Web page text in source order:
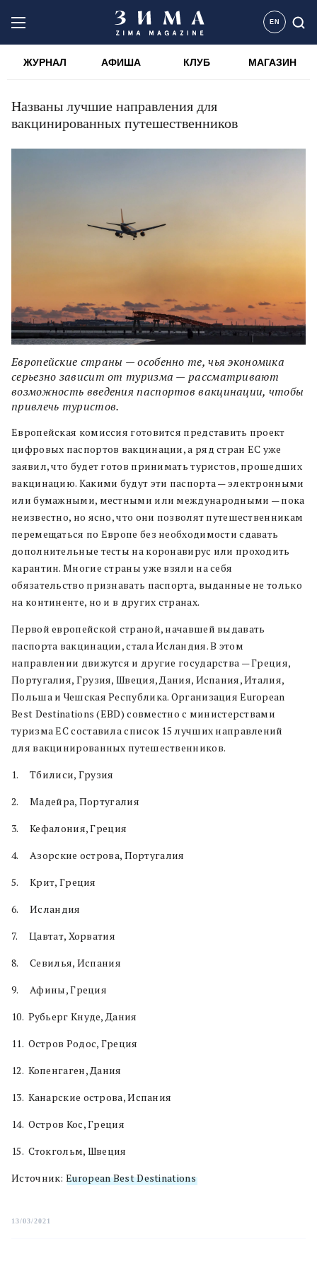
EN
ЖУРНАЛ АФИША КЛУБ МАГАЗИН
Названы лучшие направления для
вакцинированных путешественников
Европейские страны — особенно те, чья экономика
серьезно зависит от туризма — рассматривают
возможность введения паспортов вакцинации, чтобы
привлечь туристов.
Европейская комиссия готовится представить проект
цифровых паспортов вакцинации, а ряд стран ЕС уже
заявил, что будет готов принимать туристов, прошедших
вакцинацию. Какими будут эти паспорта — электронными
или бумажными, местными или международными — пока
неизвестно, но ясно, что они позволят путешественникам
перемещаться по Европе без необходимости сдавать
дополнительные тесты на коронавирус или проходить
карантин. Многие страны уже взяли на себя
обязательство признавать паспорта, выданные не только
на континенте, но и в других странах.
Первой европейской страной, начавшей выдавать
паспорта вакцинации, стала Исландия. В этом
направлении движутся и другие государства — Греция,
Португалия, Грузия, Швеция, Дания, Испания, Италия,
Польша и Чешская Республика. Организация European
Best Destinations (EBD) совместно с министерствами
туризма ЕС составила список 15 лучших направлений
для вакцинированных путешественников.
1. Тбилиси, Грузия
2. Мадейра, Португалия
3. Кефалония, Греция
4. Азорские острова, Португалия
5. Крит, Греция
6. Исландия
7. Цавтат, Хорватия
8. Севилья, Испания
9. Афины, Греция
10. Рубьерг Кнуде, Дания
11. Остров Родос, Греция
12. Копенгаген, Дания
13. Канарские острова, Испания
14. Остров Кос, Греция
15. Стокгольм, Швеция
Источник: European Best Destinations
13/03/2021